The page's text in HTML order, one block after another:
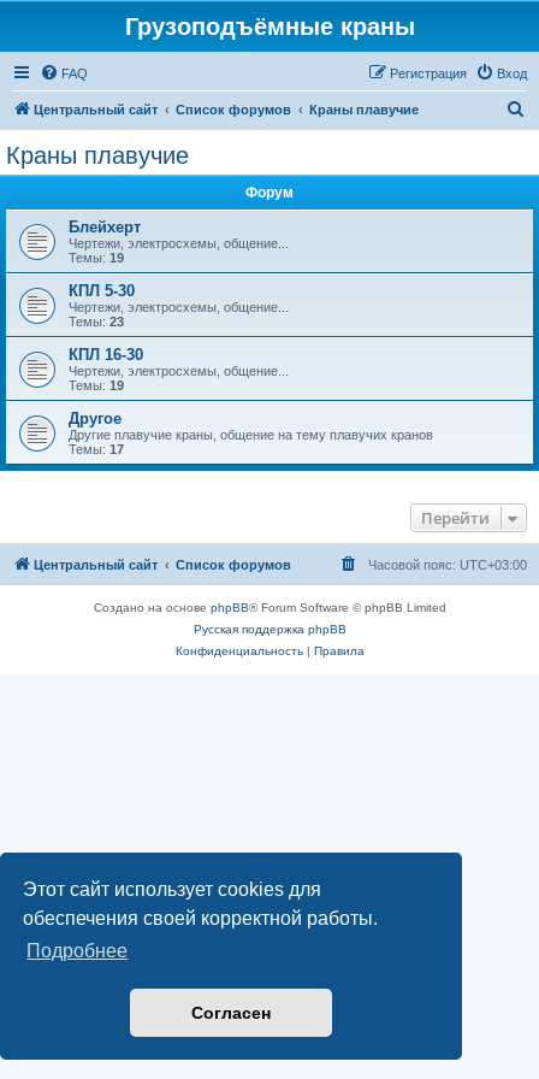
Этот сайт использует cookies для
обеспечения своей корректной работы.
Подробнее
Согласен
Грузоподъёмные краны
FAQ Вход
Регистрация
Центральный сайт Список форумов Краны плавучие
Краны плавучие
Форум
Блейхерт
Чертежи, электросхемы, общение...
Темы: 19
КПЛ 5-30
Чертежи, электросхемы, общение...
Темы: 23
КПЛ 16-30
Чертежи, электросхемы, общение...
Темы: 19
Другое
Другие плавучие краны, общение на тему плавучих кранов
Темы: 17
Перейти
Центральный сайт Список форумов Часовой пояс: UTC+03:00
Создано на основе phpBB® Forum Software © phpBB Limited
Русская поддержка phpBB
Конфиденциальность| Правила